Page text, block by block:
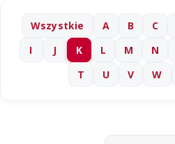
Wszystkie A B C
I
J K L M N
T
U V W